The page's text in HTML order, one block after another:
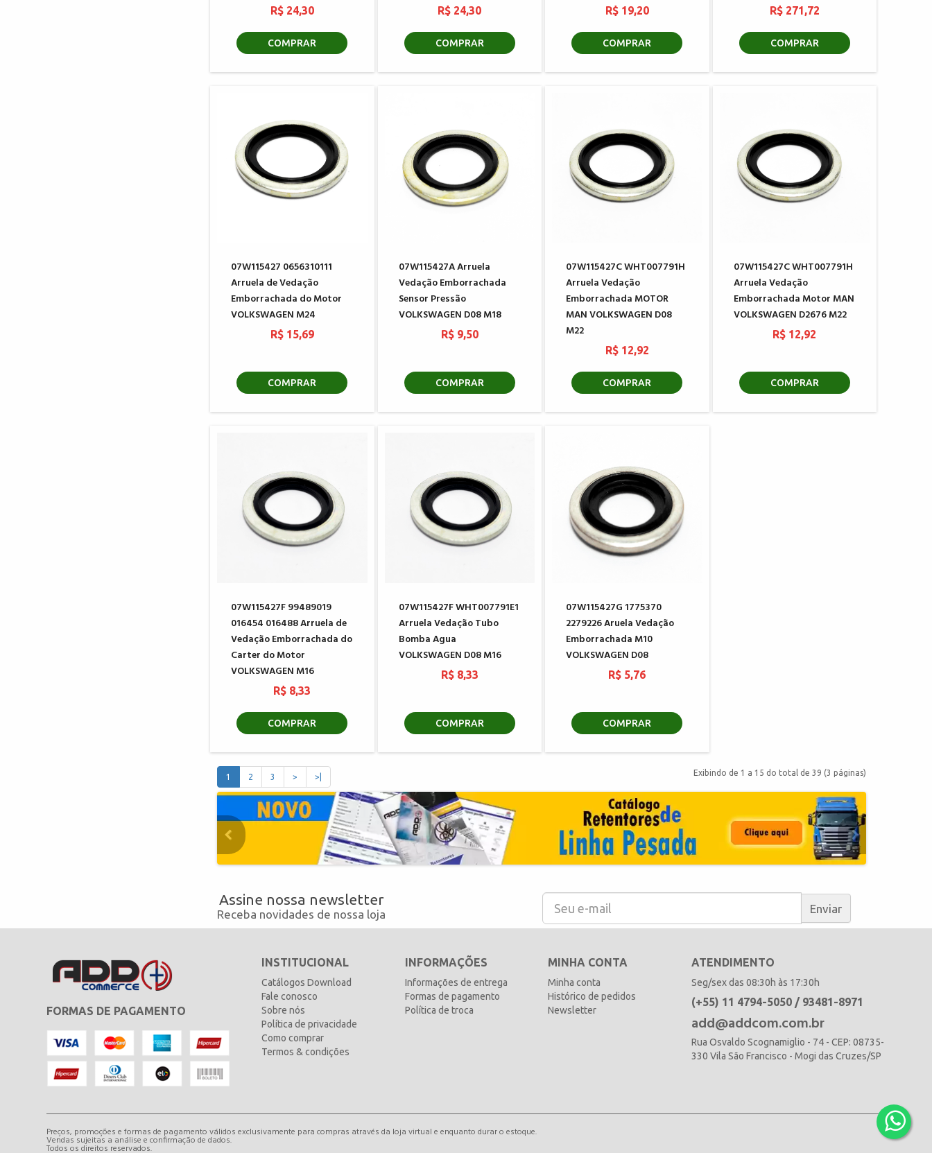
R$ 24,30
COMPRAR
R$ 24,30
COMPRAR
R$ 19,20
COMPRAR
R$ 271,72
COMPRAR
07W115427 0656310111
Arruela de Vedação
Emborrachada do Motor
VOLKSWAGEN M24
R$ 15,69
COMPRAR
07W115427A Arruela
Vedação Emborrachada
Sensor Pressão
VOLKSWAGEN D08 M18
R$ 9,50
COMPRAR
07W115427C WHT007791H
Arruela Vedação
Emborrachada MOTOR
MAN VOLKSWAGEN D08
M22
R$ 12,92
COMPRAR
07W115427C WHT007791H
Arruela Vedação
Emborrachada Motor MAN
VOLKSWAGEN D2676 M22
R$ 12,92
COMPRAR
07W115427F 99489019
016454 016488 Arruela de
Vedação Emborrachada do
Carter do Motor
VOLKSWAGEN M16
R$ 8,33
COMPRAR
07W115427F WHT007791E1
Arruela Vedação Tubo
Bomba Agua
VOLKSWAGEN D08 M16
R$ 8,33
COMPRAR
07W115427G 1775370
2279226 Aruela Vedação
Emborrachada M10
VOLKSWAGEN D08
R$ 5,76
COMPRAR
1 2 3 > >| Exibindo de 1 a 15 do total de 39 (3 páginas)
Assine nossa newsletter
Receba novidades de nossa loja Enviar
FORMAS DE PAGAMENTO
INSTITUCIONAL
Catálogos Download
Fale conosco
Sobre nós
Política de privacidade
Como comprar
Termos & condições
INFORMAÇÕES
Informações de entrega
Formas de pagamento
Política de troca
MINHA CONTA
Minha conta
Histórico de pedidos
Newsletter
ATENDIMENTO
Seg/sex das 08:30h às 17:30h
(+55) 11 4794-5050 / 93481-8971
add@addcom.com.br
Rua Osvaldo Scognamiglio - 74 - CEP: 08735-
330 Vila São Francisco - Mogi das Cruzes/SP
Preços, promoções e formas de pagamento válidos exclusivamente para compras através da loja virtual e enquanto durar o estoque.
Vendas sujeitas a análise e confirmação de dados.
Todos os direitos reservados.